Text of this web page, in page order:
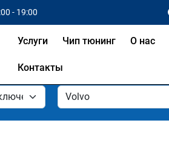
- 19:00
Услуги Чип тюнинг О нас
Контакты